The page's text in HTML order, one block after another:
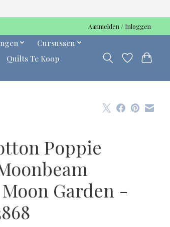
Aanmelden / Inloggen
Cursussen
Quilts Te Koop
Poppie
Garden -